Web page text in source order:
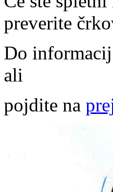
preverite
Do
ali
pojdite na